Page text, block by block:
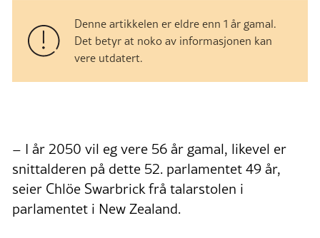
Denne artikkelen er eldre enn 1 år gamal.
Det betyr at noko av informasjonen kan
vere utdatert.
– I år 2050 vil eg vere 56 år gamal, likevel er
snittalderen på dette 52. parlamentet 49 år,
seier Chlöe Swarbrick frå talarstolen i
parlamentet i New Zealand.